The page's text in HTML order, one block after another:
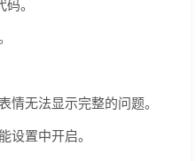
。
情无法显示完整的问题。
设置中开启。